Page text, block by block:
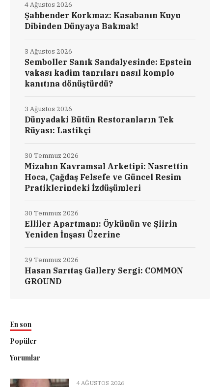
Şahbender Korkmaz: Kasabanın Kuyu
Dibinden Dünyaya Bakmak!
4 Ağustos 2026
Semboller Sanık Sandalyesinde: Epstein
vakası kadim tanrıları nasıl komplo
kanıtına dönüştürdü?
3 Ağustos 2026
Dünyadaki Bütün Restoranların Tek
Rüyası: Lastikçi
3 Ağustos 2026
Mizahın Kavramsal Arketipi: Nasrettin
Hoca, Çağdaş Felsefe ve Güncel Resim
Pratiklerindeki İzdüşümleri
30 Temmuz 2026
Elliler Apartmanı: Öykünün ve Şiirin
Yeniden İnşası Üzerine
30 Temmuz 2026
Hasan Sarıtaş Gallery Sergi: COMMON
GROUND
29 Temmuz 2026
En son
Popüler
Yorumlar
4 AĞUSTOS 2026